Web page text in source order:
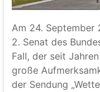
Am 24. September
2. Senat des
Fall, der seit
große
der Sendung